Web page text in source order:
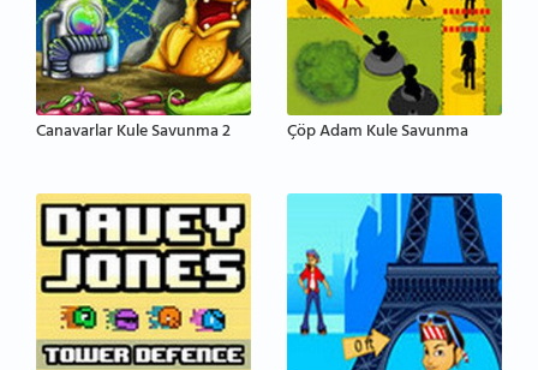
Canavarlar Kule Savunma 2 Çöp Adam Kule Savunma